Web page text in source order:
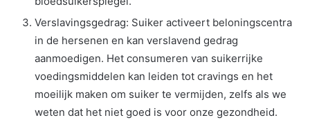
Verslavingsgedrag: Suiker activeert beloningscentra
in de hersenen en kan verslavend gedrag
aanmoedigen. Het consumeren van suikerrijke
voedingsmiddelen kan leiden tot cravings en het
moeilijk maken om suiker te vermijden, zelfs als we
weten dat het niet goed is voor onze gezondheid.